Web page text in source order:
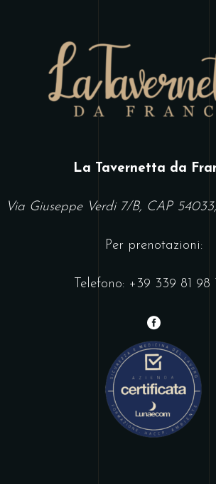
La Tavernetta da
Via Giuseppe Verdi 7/B, CAP
Per prenotazioni:
Telefono: +39 339 81 98